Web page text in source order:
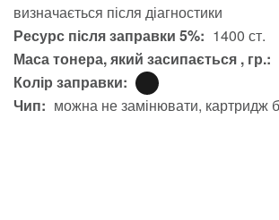
визначається після діагностики
Ресурс після заправки 5%: 1400 ст.
Маса тонера, який засипається , гр.:
Колір заправки:
Чип: можна не замінювати, картридж